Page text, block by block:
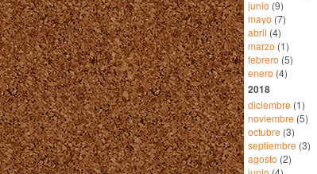
junio (9)
mayo (7)
abril (4)
marzo (1)
febrero (5)
enero (4)
2018
diciembre (1)
noviembre (5)
octubre (3)
septiembre (3)
agosto (2)